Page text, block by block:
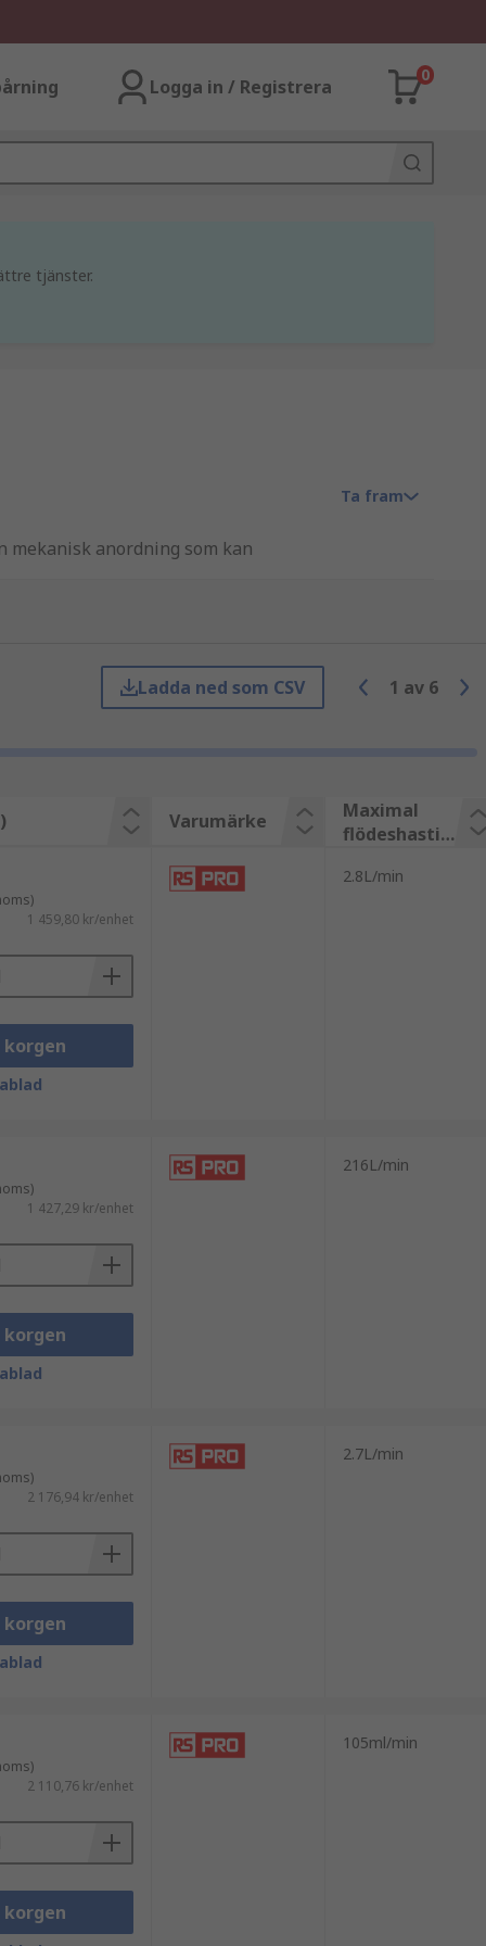
Logga in / Registrera
0
tjänster.
mekanisk anordning som kan
tryck än utloppspunkten. En
en hög trycknivå som
är;
storlek har rören eller slangen? Är
alternativet med en
Ta fram
Ladda ned som CSV 1 av 6
Varumärke
Maximal
flödeshastig
1 459,80 kr/enhet
korgen
2.8L/min
1 427,29 kr/enhet
korgen
216L/min
2 176,94 kr/enhet
korgen
2.7L/min
2 110,76 kr/enhet
korgen
105ml/min